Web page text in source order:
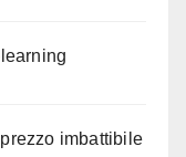
imbattibile